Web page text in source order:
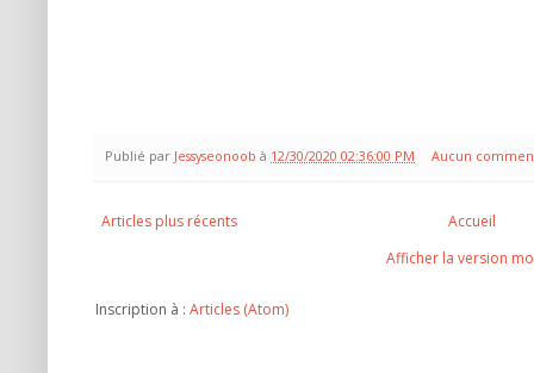
Publié par Jessyseonoob à 12/30/2020 02:36:00 PM Aucun
Articles plus récents
Accueil
Afficher la version
Inscription à : Articles (Atom)